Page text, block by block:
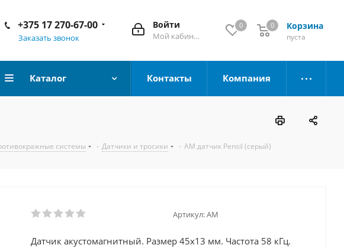
0 Корзина
пуста
0
Войти
Мой кабинет
+375 17 270-67-00
Заказать звонок
Каталог Контакты Компания
системы - Датчики и тросики - АМ датчик Pensil (серый)
Артикул:АМ
Датчик акустомагнитный. Размер 45х13 мм. Частота 58 кГц.